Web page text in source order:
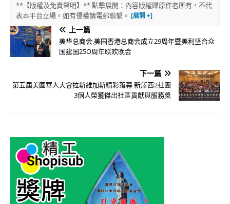
**【版權及免責聲明】** 點擊展開：內容版權歸原作者所有，不代
表本平台立場。如有侵權請電郵聯繫。
上一篇
美华总商会.美国香港总商会成立29周年暨美利坚合众
国建国25O周年联欢晚会
下一篇
第五屆美國華人大會拉斯維加斯精彩落幕 新澤西2社團
3個人榮獲傑出社區貢獻與服務獎